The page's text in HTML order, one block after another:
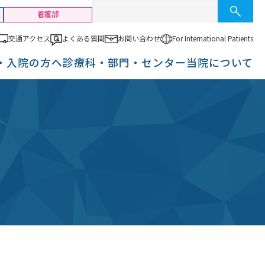
看護部
交通アクセス よくある質問 お問い合わせ For International Patients
入院の方へ診療科・部門・センター当院について